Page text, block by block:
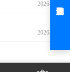
2026-08-07
2026-08-07